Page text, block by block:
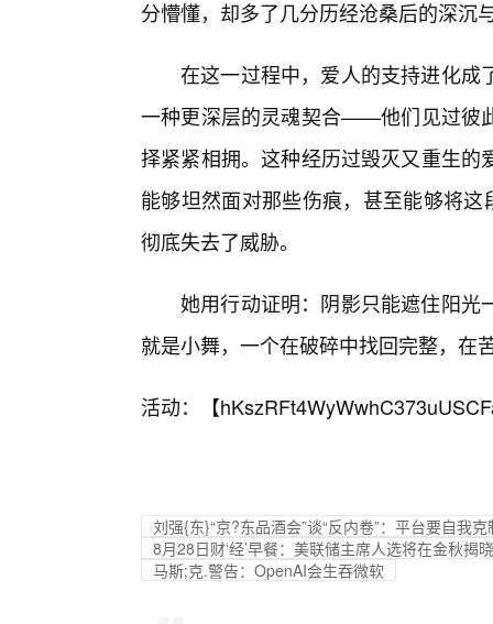
分懵懂，却多了几分历经沧桑后的深沉
在这一过程中，爱人的支持进化成
一种更深层的灵魂契合——他们见过彼
择紧紧相拥。这种经历过毁灭又重生
能够坦然面对那些伤痕，甚至能够将
彻底失去了威胁。
她用行动证明：阴影只能遮住阳光
就是小舞，一个在破碎中找回完整，在
活动：【
刘强{东}“京?东品酒会”谈“反内卷”：平台要自我
8月28日财‘经’早餐：美联储主席人选将在金秋
马斯;克.警告：OpenAI会生吞微软